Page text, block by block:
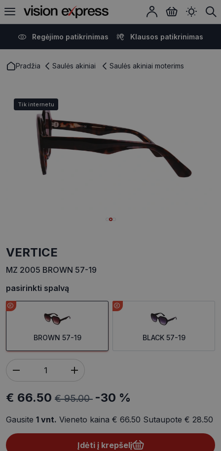
Regėjimo patikrinimas Klausos patikrinimas
Pradžia Saulės akiniai Saulės akiniai moterims
Tik internetu
VERTICE
MZ 2005 BROWN 57-19
pasirinkti spalvą
BROWN 57-19 BLACK 57-19
€ 66.50 € 95.00 -30 %
Gausite 1 vnt. Vieneto kaina € 66.50 Sutaupote € 28.50
Įdėti į krepšelį